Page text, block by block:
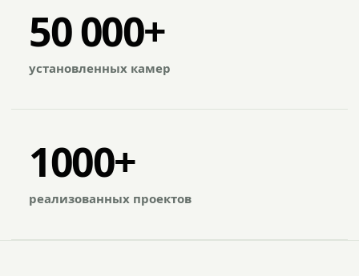
50 000+
установленных камер
1000+
реализованных проектов